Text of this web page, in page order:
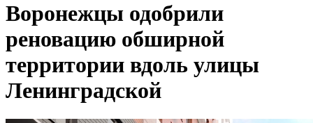
Воронежцы одобрили
реновацию обширной
территории вдоль улицы
Ленинградской